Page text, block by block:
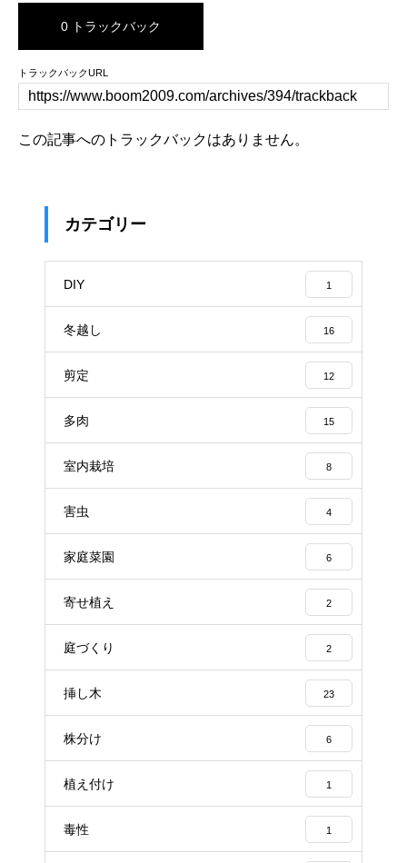
0 トラックバック
トラックバックURL
この記事へのトラックバックはありません。
カテゴリー
DIY 1
冬越し 16
剪定 12
多肉 15
室内栽培 8
害虫 4
家庭菜園 6
寄せ植え 2
庭づくり 2
挿し木 23
株分け 6
植え付け 1
毒性 1